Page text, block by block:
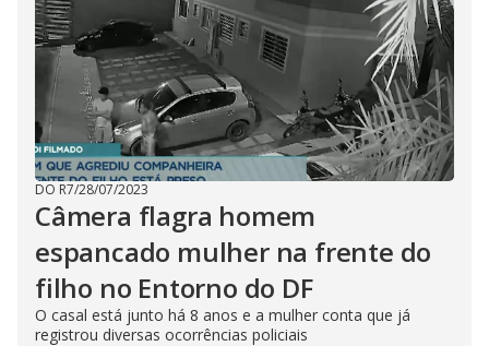
DO R7/28/07/2023
Câmera flagra homem
espancado mulher na frente do
filho no Entorno do DF
O casal está junto há 8 anos e a mulher conta que já
registrou diversas ocorrências policiais